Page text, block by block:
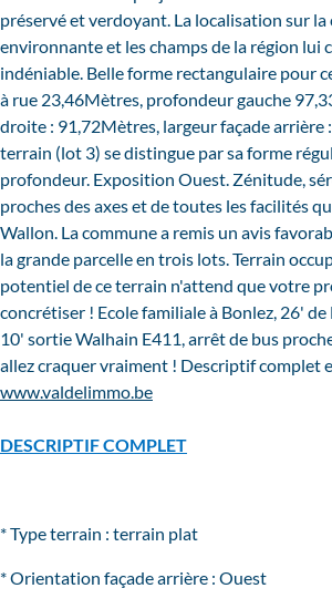
préservé et verdoyant. La localisation sur la
environnante et les champs de la région
indéniable. Belle forme rectangulaire pour
à rue 23,46Mètres, profondeur gauche
droite : 91,72Mètres, largeur façade arrière
terrain (lot 3) se distingue par sa forme
profondeur. Exposition Ouest. Zénitude,
proches des axes et de toutes les facilités
Wallon. La commune a remis un avis
la grande parcelle en trois lots. Terrain
potentiel de ce terrain n'attend que votre
concrétiser ! Ecole familiale à Bonlez, 26'
10' sortie Walhain E411, arrêt de bus
allez craquer vraiment ! Descriptif complet
www.valdelimmo.be
DESCRIPTIF COMPLET
* Type terrain : terrain plat
* Orientation façade arrière : Ouest